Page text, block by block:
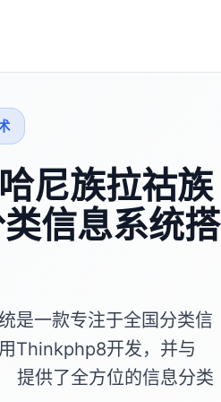
尼族拉祜族
信息系统搭
是一款专注于全国分类信
Thinkphp8开发，并与
提供了全方位的信息分类